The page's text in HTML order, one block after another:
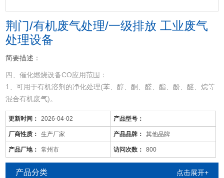
荆门/有机废气处理/一级排放 工业废气
处理设备
简要描述：
四、催化燃烧设备CO应用范围：
1、可用于有机溶剂的净化处理(苯、醇、酮、醛、酯、酚、醚、烷等
混合有机废气)。
2、适用于电线、电缆、漆包线、机械、电机、化工、仪表、汽车、
自行车、摩托车、发动机、磁带、塑料、家用电器等行业的有机废气
净化。
3、可用于各种烘道、印铁制罐、表面喷涂。印刷油墨、机电绝缘处
理、皮鞋粘胶等烘干线，净化各工序产生的有机废气。
更新时间： 2026-04-02 产品型号：
厂商性质： 生产厂家 产品品牌： 其他品牌
产品厂地： 常州市 访问次数： 800
产品分类 点击展开+